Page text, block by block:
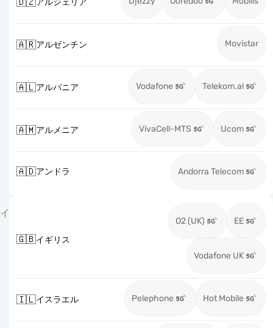
アルジェリア
🇦🇷アルゼンチン Movistar
🇦🇱アルバニア Vodafone Telekom.al
🇦🇲アルメニア VivaCell-MTS Ucom
🇦🇩アンドラ Andorra Telecom
イ
🇬🇧イギリス
O2 (UK) EE
Vodafone UK
🇮🇱イスラエル Pelephone Hot Mobile